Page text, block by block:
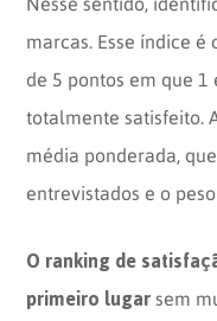
marcas. Esse índice
de 5 pontos em que
totalmente satisfeito.
média ponderada,
entrevistados e o
O ranking de
primeiro lugar sem